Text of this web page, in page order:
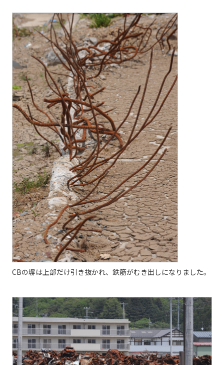
CBの塀は上部だけ引き抜かれ、鉄筋がむき出しになりました。